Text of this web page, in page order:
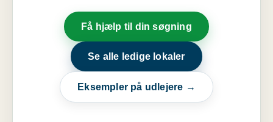
Få hjælp til din søgning
Se alle ledige lokaler
Eksempler på udlejere →